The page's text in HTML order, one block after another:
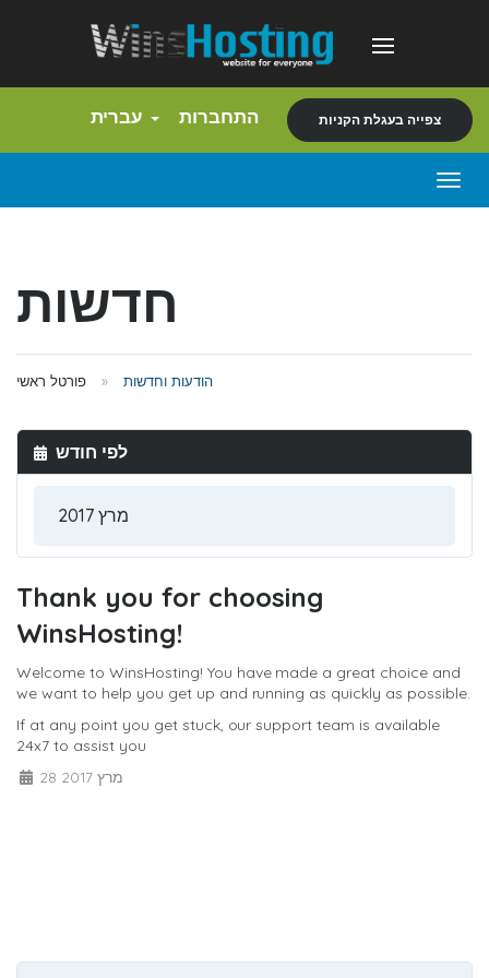
התחברות צפייה בעגלת הקניות
חדשות
פורטל ראשי הודעות וחדשות
לפי חודש
Thank you for choosing
WinsHosting!
Welcome to WinsHosting! You have made a great choice and
we want to help you get up and running as quickly as possible.
If at any point you get stuck, our support team is available
24x7 to assist you
28 מרץ 2017